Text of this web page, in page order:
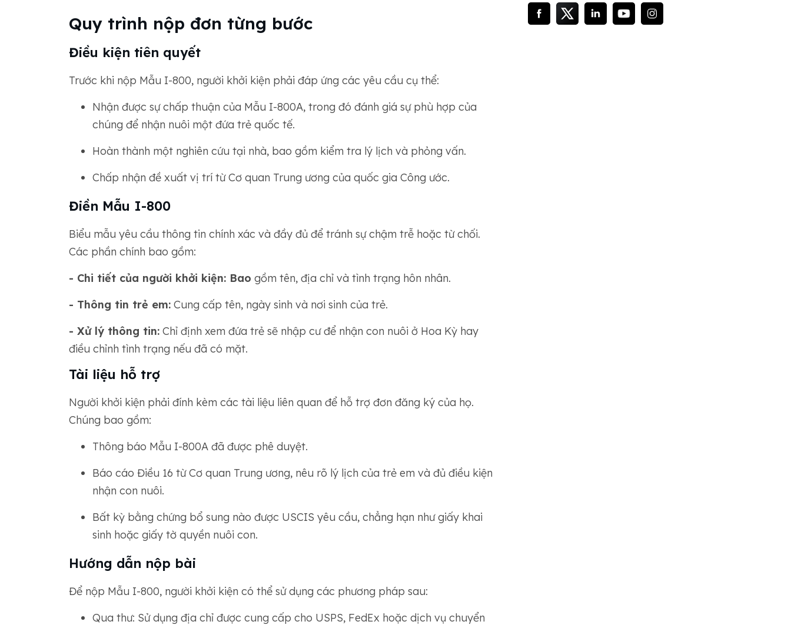
Quy trình nộp đơn từng bước
Điều kiện tiên quyết
Trước khi nộp Mẫu I-800, người khởi kiện phải đáp ứng các yêu cầu cụ thể:
Nhận được sự chấp thuận của Mẫu I-800A, trong đó đánh giá sự phù hợp của
chúng để nhận nuôi một đứa trẻ quốc tế.
Hoàn thành một nghiên cứu tại nhà, bao gồm kiểm tra lý lịch và phỏng vấn.
Chấp nhận đề xuất vị trí từ Cơ quan Trung ương của quốc gia Công ước.
Điền Mẫu I-800
Biểu mẫu yêu cầu thông tin chính xác và đầy đủ để tránh sự chậm trễ hoặc từ chối.
Các phần chính bao gồm:
- Chi tiết của người khởi kiện: Bao gồm tên, địa chỉ và tình trạng hôn nhân.
- Thông tin trẻ em:Cung cấp tên, ngày sinh và nơi sinh của trẻ.
- Xử lý thông tin:Chỉ định xem đứa trẻ sẽ nhập cư để nhận con nuôi ở Hoa Kỳ hay
điều chỉnh tình trạng nếu đã có mặt.
Tài liệu hỗ trợ
Người khởi kiện phải đính kèm các tài liệu liên quan để hỗ trợ đơn đăng ký của họ.
Chúng bao gồm:
Thông báo Mẫu I-800A đã được phê duyệt.
Báo cáo Điều 16 từ Cơ quan Trung ương, nêu rõ lý lịch của trẻ em và đủ điều kiện
nhận con nuôi.
Bất kỳ bằng chứng bổ sung nào được USCIS yêu cầu, chẳng hạn như giấy khai
sinh hoặc giấy tờ quyền nuôi con.
Hướng dẫn nộp bài
Để nộp Mẫu I-800, người khởi kiện có thể sử dụng các phương pháp sau:
Qua thư: Sử dụng địa chỉ được cung cấp cho USPS, FedEx hoặc dịch vụ chuyển